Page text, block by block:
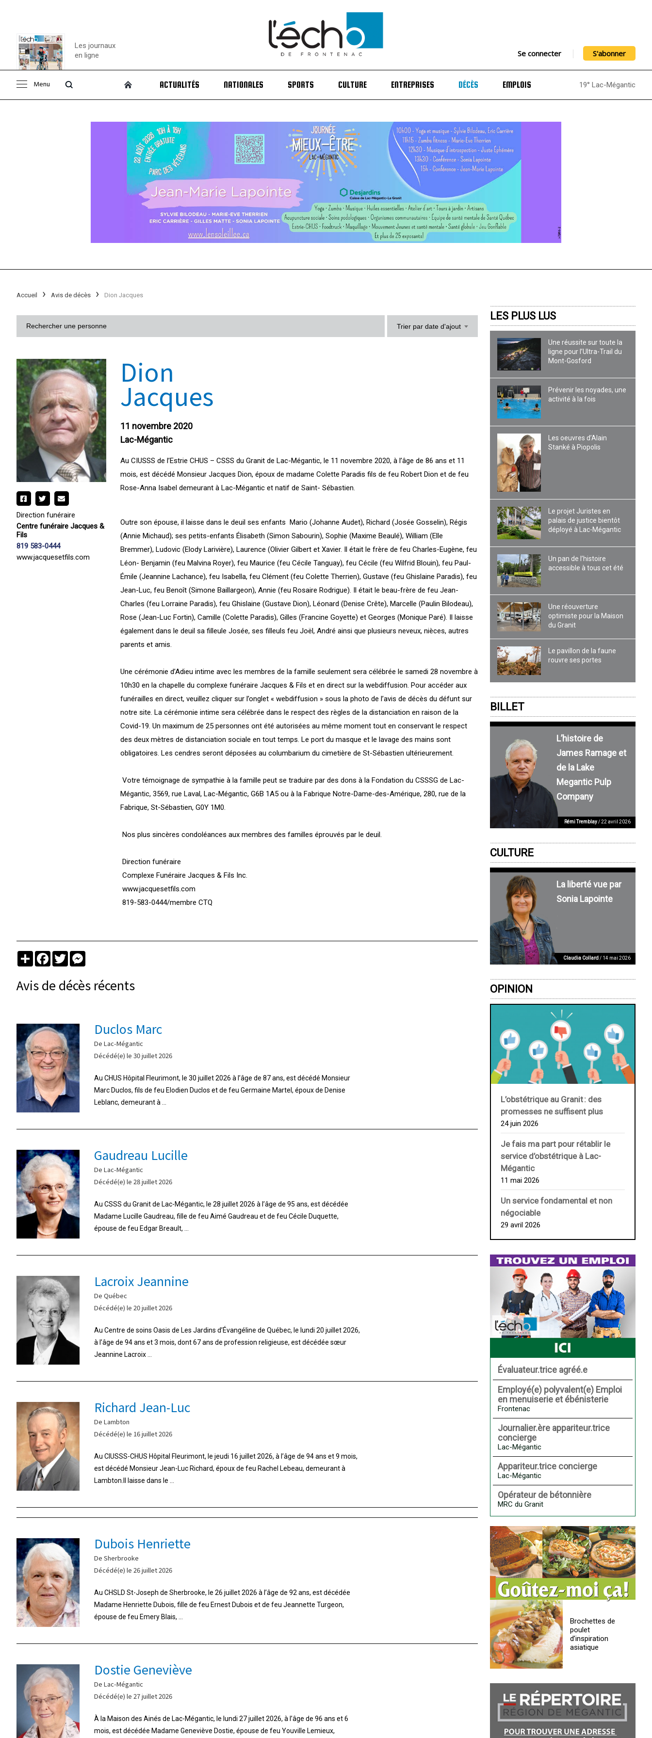
Consulter le
Les journaux
en ligne
Se connecter S'abonner
Menu ACTUALITÉS NATIONALES SPORTS CULTURE ENTREPRISES DÉCÈS EMPLOIS 19° Lac-Mégantic
Accueil Avis de décès Dion Jacques
Trier par date d'ajout
Direction funéraire
Centre funéraire Jacques &
Fils
819 583-0444
www.jacquesetfils.com
Dion
Jacques
11 novembre 2020
Lac-Mégantic
Au CIUSSS de l’Estrie CHUS – CSSS du Granit de Lac-Mégantic, le 11 novembre 2020, à l’âge de 86 ans et 11
mois, est décédé Monsieur Jacques Dion, époux de madame Colette Paradis fils de feu Robert Dion et de feu
Rose-Anna Isabel demeurant à Lac-Mégantic et natif de Saint- Sébastien.
Outre son épouse, il laisse dans le deuil ses enfants Mario (Johanne Audet), Richard (Josée Gosselin), Régis
(Annie Michaud); ses petits-enfants Élisabeth (Simon Sabourin), Sophie (Maxime Beaulé), William (Elle
Bremmer), Ludovic (Elody Larivière), Laurence (Olivier Gilbert et Xavier. Il était le frère de feu Charles-Eugène, feu
Léon- Benjamin (feu Malvina Royer), feu Maurice (feu Cécile Tanguay), feu Cécile (feu Wilfrid Blouin), feu Paul-
Émile (Jeannine Lachance), feu Isabella, feu Clément (feu Colette Therrien), Gustave (feu Ghislaine Paradis), feu
Jean-Luc, feu Benoît (Simone Baillargeon), Annie (feu Rosaire Rodrigue). Il était le beau-frère de feu Jean-
Charles (feu Lorraine Paradis), feu Ghislaine (Gustave Dion), Léonard (Denise Crête), Marcelle (Paulin Bilodeau),
Rose (Jean-Luc Fortin), Camille (Colette Paradis), Gilles (Francine Goyette) et Georges (Monique Paré). Il laisse
également dans le deuil sa filleule Josée, ses filleuls feu Joël, André ainsi que plusieurs neveux, nièces, autres
parents et amis.
Une cérémonie d’Adieu intime avec les membres de la famille seulement sera célébrée le samedi 28 novembre à
10h30 en la chapelle du complexe funéraire Jacques & Fils et en direct sur la webdiffusion. Pour accéder aux
funérailles en direct, veuillez cliquer sur l’onglet « webdiffusion » sous la photo de l’avis de décès du défunt sur
notre site. La cérémonie intime sera célébrée dans le respect des règles de la distanciation en raison de la
Covid-19. Un maximum de 25 personnes ont été autorisées au même moment tout en conservant le respect
des deux mètres de distanciation sociale en tout temps. Le port du masque et le lavage des mains sont
obligatoires. Les cendres seront déposées au columbarium du cimetière de St-Sébastien ultérieurement.
Votre témoignage de sympathie à la famille peut se traduire par des dons à la Fondation du CSSSG de Lac-
Mégantic, 3569, rue Laval, Lac-Mégantic, G6B 1A5 ou à la Fabrique Notre-Dame-des-Amérique, 280, rue de la
Fabrique, St-Sébastien, G0Y 1M0.
Nos plus sincères condoléances aux membres des familles éprouvés par le deuil.
Direction funéraire
Complexe Funéraire Jacques & Fils Inc.
www.jacquesetfils.com
819-583-0444/membre CTQ
PartagerFacebook
TwitterMessenger
Avis de décès récents
Duclos Marc
De Lac-Mégantic
Décédé(e) le 30 juillet 2026
Au CHUS Hôpital Fleurimont, le 30 juillet 2026 à l’âge de 87 ans, est décédé Monsieur
Marc Duclos, fils de feu Elodien Duclos et de feu Germaine Martel, époux de Denise
Leblanc, demeurant à ...
Gaudreau Lucille
De Lac-Mégantic
Décédé(e) le 28 juillet 2026
Au CSSS du Granit de Lac-Mégantic, le 28 juillet 2026 à l’âge de 95 ans, est décédée
Madame Lucille Gaudreau, fille de feu Aimé Gaudreau et de feu Cécile Duquette,
épouse de feu Edgar Breault, ...
Lacroix Jeannine
De Québec
Décédé(e) le 20 juillet 2026
Au Centre de soins Oasis de Les Jardins d’Évangéline de Québec, le lundi 20 juillet 2026,
à l’âge de 94 ans et 3 mois, dont 67 ans de profession religieuse, est décédée sœur
Jeannine Lacroix ...
Richard Jean-Luc
De Lambton
Décédé(e) le 16 juillet 2026
Au CIUSSS-CHUS Hôpital Fleurimont, le jeudi 16 juillet 2026, à l’âge de 94 ans et 9 mois,
est décédé Monsieur Jean-Luc Richard, époux de feu Rachel Lebeau, demeurant à
Lambton.Il laisse dans le ...
Dubois Henriette
De Sherbrooke
Décédé(e) le 26 juillet 2026
Au CHSLD St-Joseph de Sherbrooke, le 26 juillet 2026 à l’âge de 92 ans, est décédée
Madame Henriette Dubois, fille de feu Ernest Dubois et de feu Jeannette Turgeon,
épouse de feu Emery Blais, ...
Dostie Geneviève
De Lac-Mégantic
Décédé(e) le 27 juillet 2026
À la Maison des Ainés de Lac-Mégantic, le lundi 27 juillet 2026, à l’âge de 96 ans et 6
mois, est décédée Madame Geneviève Dostie, épouse de feu Youville Lemieux,
LES PLUS LUS
Une réussite sur toute la
ligne pour l’Ultra-Trail du
Mont-Gosford
Prévenir les noyades, une
activité à la fois
Les oeuvres d’Alain
Stanké à Piopolis
Le projet Juristes en
palais de justice bientôt
déployé à Lac-Mégantic
Un pan de l’histoire
accessible à tous cet été
Une réouverture
optimiste pour la Maison
du Granit
Le pavillon de la faune
rouvre ses portes
BILLET
L’histoire de
James Ramage et
de la Lake
Megantic Pulp
Company
Rémi Tremblay/ 22 avril 2026
CULTURE
La liberté vue par
Sonia Lapointe
Claudia Collard/ 14 mai 2026
OPINION
L’obstétrique au ­Granit : des
promesses ne suffisent plus
24 juin 2026
Je fais ma part pour rétablir le
service d’obstétrique à Lac-
Mégantic
11 mai 2026
Un service fondamental et non
négociable
29 avril 2026
Évaluateur.trice agréé.e
Employé(e) polyvalent(e) Emploi
en menuiserie et ébénisterie
Frontenac
Journalier.ère appariteur.trice
concierge
Lac-Mégantic
Appariteur.trice concierge
Lac-Mégantic
Opérateur de bétonnière
MRC du Granit
Brochettes de
poulet
d’inspiration
asiatique